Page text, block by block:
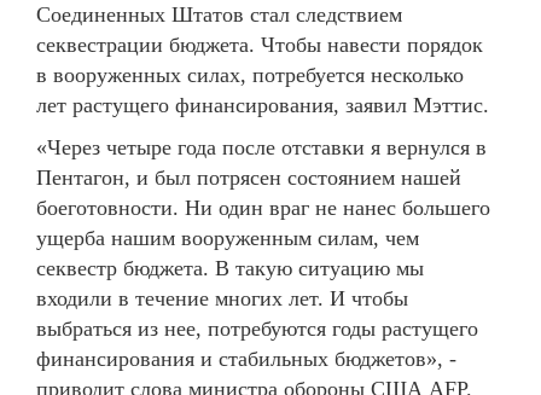
Соединенных Штатов стал следствием
секвестрации бюджета. Чтобы навести порядок
в вооруженных силах, потребуется несколько
лет растущего финансирования, заявил Мэттис.
«Через четыре года после отставки я вернулся в
Пентагон, и был потрясен состоянием нашей
боеготовности. Ни один враг не нанес большего
ущерба нашим вооруженным силам, чем
секвестр бюджета. В такую ситуацию мы
входили в течение многих лет. И чтобы
выбраться из нее, потребуются годы растущего
финансирования и стабильных бюджетов», -
приводит слова министра обороны США AFP.